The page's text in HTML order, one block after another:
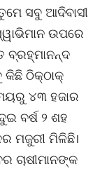
ସବୁ ଆଦିବାସୀ
ଉପରେ
ବ୍ରହ୍ମାନନ୍ଦ
କିଛି ଠିକ୍ଠାକ୍
୪୩ ହଜାର
ବର୍ଷ ୨ ଶହ
ମଜୁରୀ ମିଳିଛି।
ଚାଷୀମାନଙ୍କ